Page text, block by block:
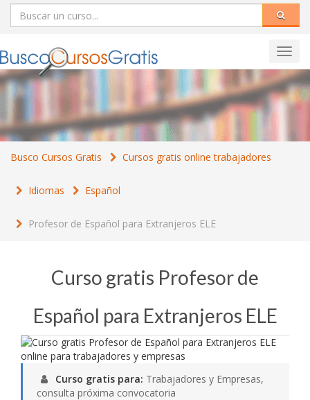
Busco Cursos Gratis Cursos gratis online trabajadores
Idiomas Español
Profesor de Español para Extranjeros ELE
Curso gratis Profesor de
Español para Extranjeros ELE
Curso gratis para: Trabajadores y Empresas,
consulta próxima convocatoria